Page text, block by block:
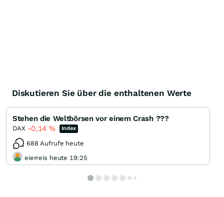
Diskutieren Sie über die enthaltenen Werte
Stehen die Weltbörsen vor einem Crash ???
DAX -0,14 % Index
688 Aufrufe heute
eierreis heute 19:25